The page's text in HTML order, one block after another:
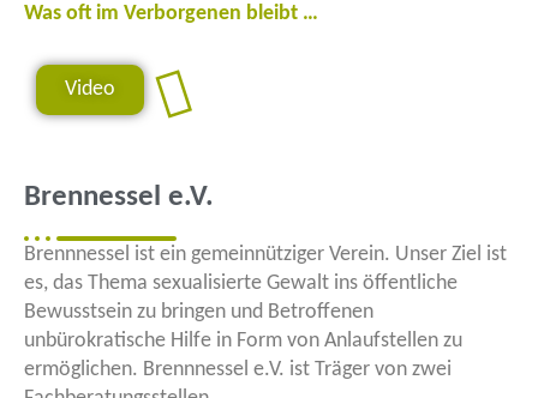
Video
Was oft im Verborgenen bleibt …
Brennessel e.V.
Brennnessel ist ein gemeinnütziger Verein. Unser Ziel ist
es, das Thema sexualisierte Gewalt ins öffentliche
Bewusstsein zu bringen und Betroffenen
unbürokratische Hilfe in Form von Anlaufstellen zu
ermöglichen. Brennnessel e.V. ist Träger von zwei